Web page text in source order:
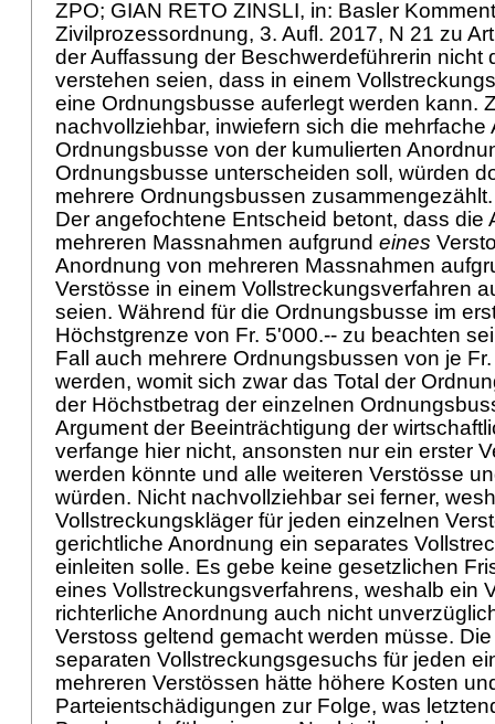
ZPO; GIAN RETO ZINSLI, in: Basler
Zivilprozessordnung, 3. Aufl. 2017, N 21 zu
der Auffassung der Beschwerdeführerin nicht
verstehen seien, dass in einem
eine Ordnungsbusse auferlegt werden kann.
nachvollziehbar, inwiefern sich die mehrfache
Ordnungsbusse von der kumulierten
Ordnungsbusse unterscheiden soll, würden
mehrere Ordnungsbussen
Der angefochtene Entscheid betont, dass die
mehreren Massnahmen aufgrund eines
Anordnung von mehreren Massnahmen
Verstösse in einem Vollstreckungsverfahren
seien. Während für die Ordnungsbusse im
Höchstgrenze von Fr. 5'000.-- zu beachten
Fall auch mehrere Ordnungsbussen von je
werden, womit sich zwar das Total der
der Höchstbetrag der einzelnen
Argument der Beeinträchtigung der
verfange hier nicht, ansonsten nur ein erster
werden könnte und alle weiteren Verstösse
würden. Nicht nachvollziehbar sei ferner,
Vollstreckungskläger für jeden einzelnen
gerichtliche Anordnung ein separates
einleiten solle. Es gebe keine gesetzlichen
eines Vollstreckungsverfahrens, weshalb ein
richterliche Anordnung auch nicht
Verstoss geltend gemacht werden müsse.
separaten Vollstreckungsgesuchs für jeden
mehreren Verstössen hätte höhere Kosten
Parteientschädigungen zur Folge, was